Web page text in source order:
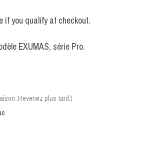
if you qualify at checkout.
EXUMAS, série Pro.
:Revenez plus tard.)